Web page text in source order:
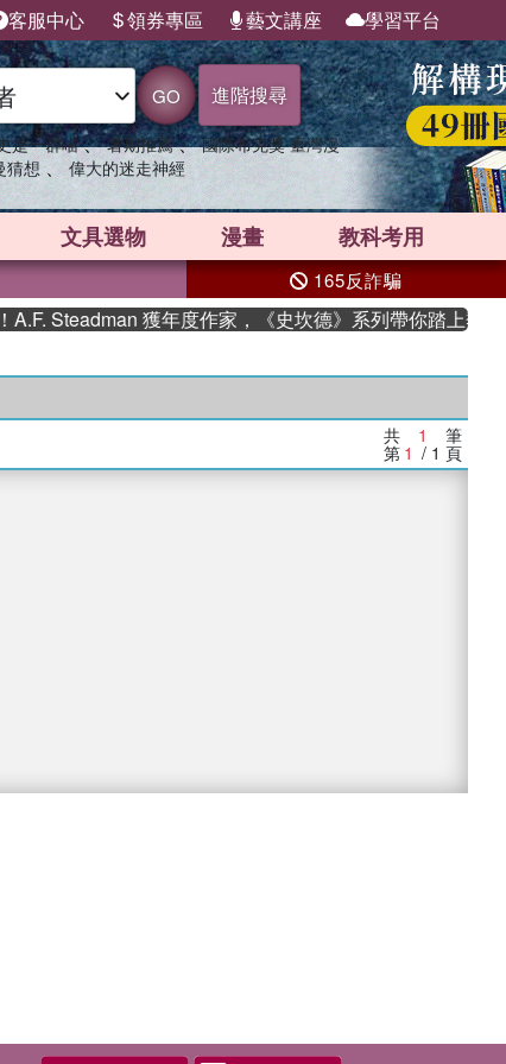
客服中心 領券專區 藝文講座 學習平台
GO 進階搜尋
是一群喵 、 暑期推薦 、 國際布克獎 臺灣漫
猜想 、 偉大的迷走神經
文具選物 漫畫 教科考用
165反詐騙
Steadman 獲年度作家，《史坎德》系列帶你踏上熱血奇
共 1 筆
第 1 / 1 頁